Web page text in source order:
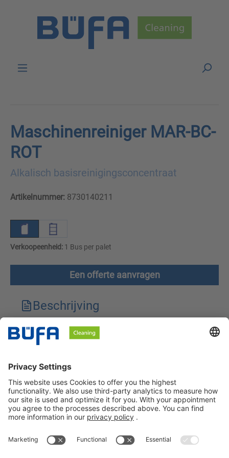
Maschinenreiniger MAR-BC-
ROT
Alkalisch basisreinigingsconcentraat
Artikelnummer: 8730140211
Verkoopeenheid: 1 Bus per palet
Een offerte aanvragen
Beschrijving
Technische kenmerken
Veiligheidsinstructies